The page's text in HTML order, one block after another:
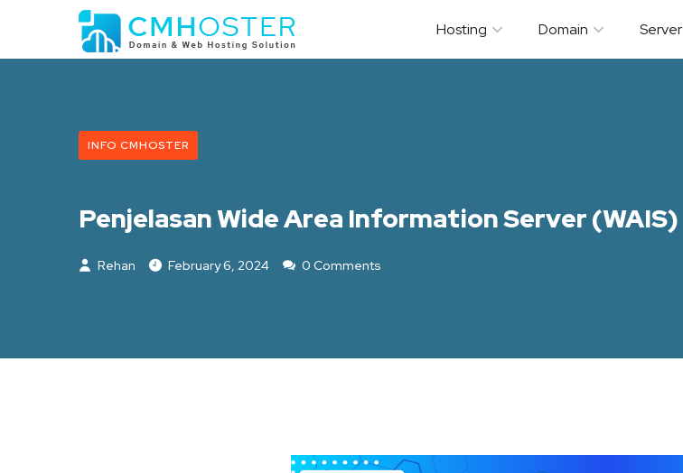
Hosting Domain Server
INFO CMHOSTER
Penjelasan Wide Area Information Server (WAIS)
Rehan February 6, 2024 0 Comments